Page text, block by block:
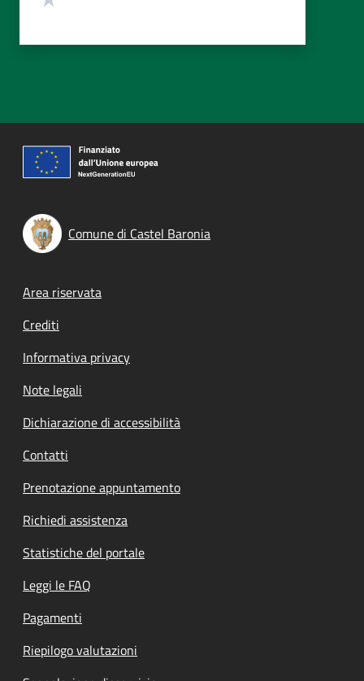
Comune di Castel Baronia
Footer menu
Area riservata
Crediti
Informativa privacy
Note legali
Dichiarazione di accessibilità
Contatti
Prenotazione appuntamento
Richiedi assistenza
Statistiche del portale
Leggi le FAQ
Pagamenti
Riepilogo valutazioni